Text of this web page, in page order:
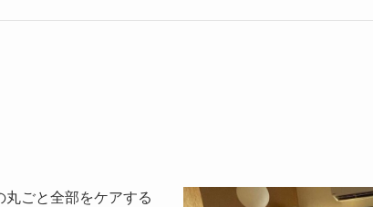
丸ごと全部をケアする